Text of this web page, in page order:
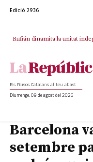
Edició 2936
Rufián dinamita la unitat
Els Països Catalans al teu abast
Diumenge, 09 de agost del 2026
Barcelona
setembre